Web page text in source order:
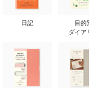
日記
目的別
ダイアリ